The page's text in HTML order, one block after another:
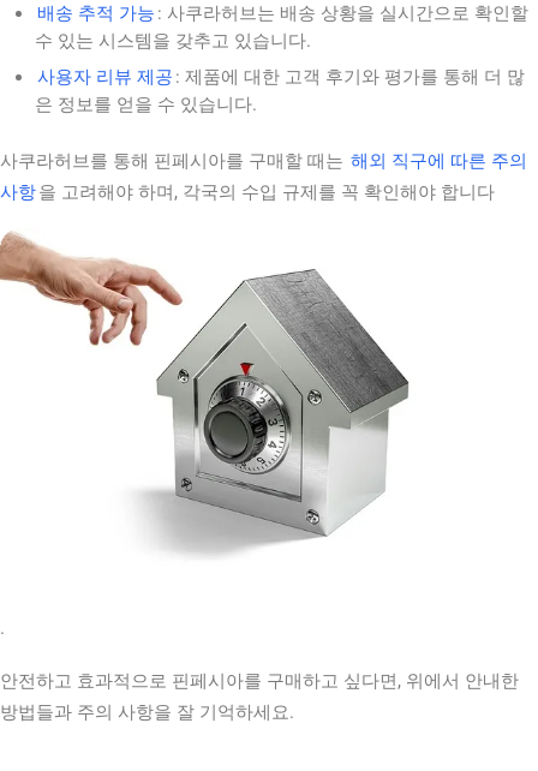
배송 추적 가능 : 사쿠라허브는 배송 상황을 실시간으로 확인할
수 있는 시스템을 갖추고 있습니다.
사용자 리뷰 제공 : 제품에 대한 고객 후기와 평가를 통해 더 많
은 정보를 얻을 수 있습니다.
사쿠라허브를 통해 핀페시아를 구매할 때는 해외 직구에 따른 주의
사항을 고려해야 하며, 각국의 수입 규제를 꼭 확인해야 합니다
.
안전하고 효과적으로 핀페시아를 구매하고 싶다면, 위에서 안내한
방법들과 주의 사항을 잘 기억하세요.